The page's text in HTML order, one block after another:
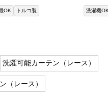
OK トルコ製 洗濯機
洗濯可能カーテン（レース）
（レース）